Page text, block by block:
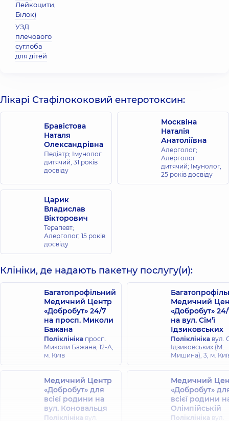
Лейкоцити,
Бiлок)
УЗД
плечового
суглоба
для дітей
Лікарі Стафілококовий ентеротоксин:
Бравістова
Наталя
Олександрівна
Педіатр; Імунолог
дитячий, 31 років
досвіду
Москвіна
Наталія
Анатоліївна
Алерголог;
Алерголог
дитячий; Імунолог,
25 років досвіду
Царик
Владислав
Вікторович
Терапевт;
Алерголог, 15 років
досвіду
Клініки, де надають пакетну послугу(и):
Багатопрофільний
Медичний Центр
«Добробут» 24/7
на просп. Миколи
Бажана
Поліклініка просп.
Миколи Бажана, 12-А,
м. Київ
Медичний
«Добробут»
на вул. Сім’ї
Ідзиковських
Поліклініка вул.
Ідзиковських (М.
Мишина), 3, м.
Медичний Центр
«Добробут» для
всієї родини на
вул. Коновальця
Поліклініка вул.
Медичний
«Добробут»
всієї родини
Олімпійській
Поліклініка вул.